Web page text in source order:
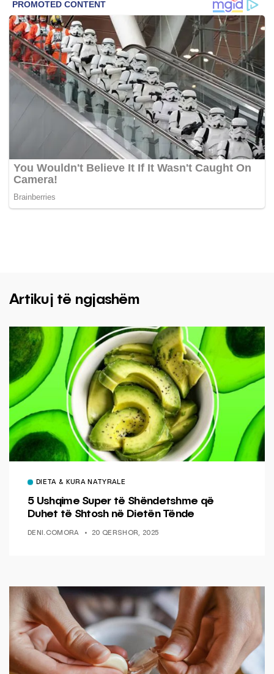
Artikuj të ngjashëm
DIETA & KURA NATYRALE
5 Ushqime Super të Shëndetshme që
Duhet të Shtosh në Dietën Tënde
DENI.COMORA 20 QERSHOR, 2025